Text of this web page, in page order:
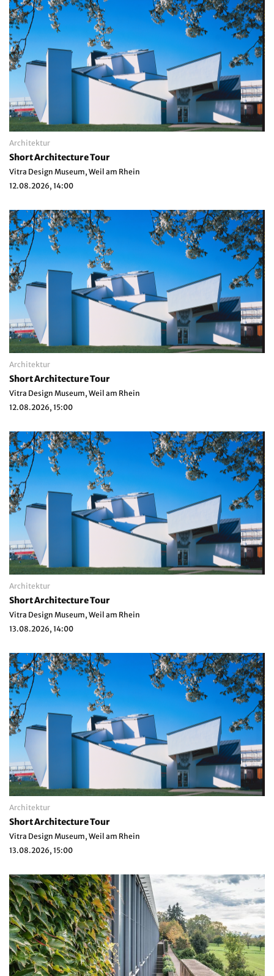
Architektur
Short Architecture Tour
Vitra Design Museum, Weil am Rhein
12.08.2026, 14:00
Architektur
Short Architecture Tour
Vitra Design Museum, Weil am Rhein
12.08.2026, 15:00
Architektur
Short Architecture Tour
Vitra Design Museum, Weil am Rhein
13.08.2026, 14:00
Architektur
Short Architecture Tour
Vitra Design Museum, Weil am Rhein
13.08.2026, 15:00